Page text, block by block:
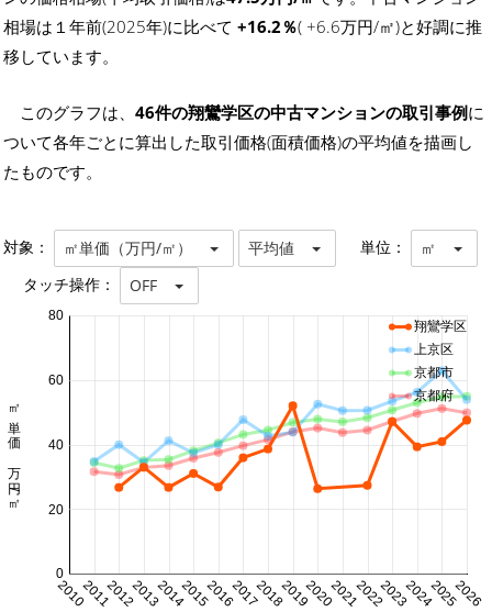
相場は１年前(2025年)に比べて +16.2％( +6.6万円/㎡)と好調に推
移しています。
このグラフは、 46件の翔鸞学区の中古マンションの取引事例に
ついて各年ごとに算出した取引価格(面積価格)の平均値を描画し
たものです。
対象： ㎡単価（万円/㎡） 平均値 単位： ㎡
タッチ操作： OFF
20102011201220132014201520162017201820192020202120222023202420252026
0
20
40
60
80
㎡単価 万円/㎡
翔鸞学区
上京区
京都市
京都府